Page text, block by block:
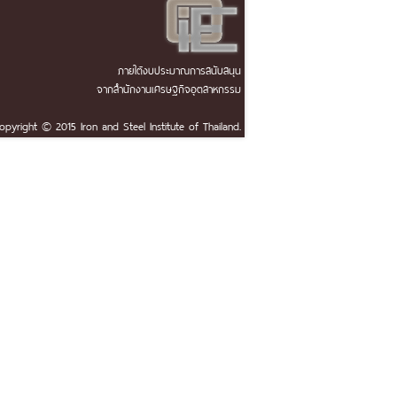
ภายใต้งบประมาณการสนับสนุน
จากสำนักงานเศรษฐกิจอุตสาหกรรม
© 2015 Iron and Steel Institute of Thailand.